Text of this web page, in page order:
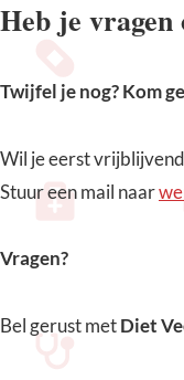
Heb je vragen
Twijfel je nog? Kom
Wil je eerst
Stuur een mail naar
Vragen?
Bel gerust metDiet